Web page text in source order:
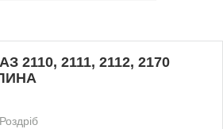
2110, 2111, 2112, 2170
Роздріб